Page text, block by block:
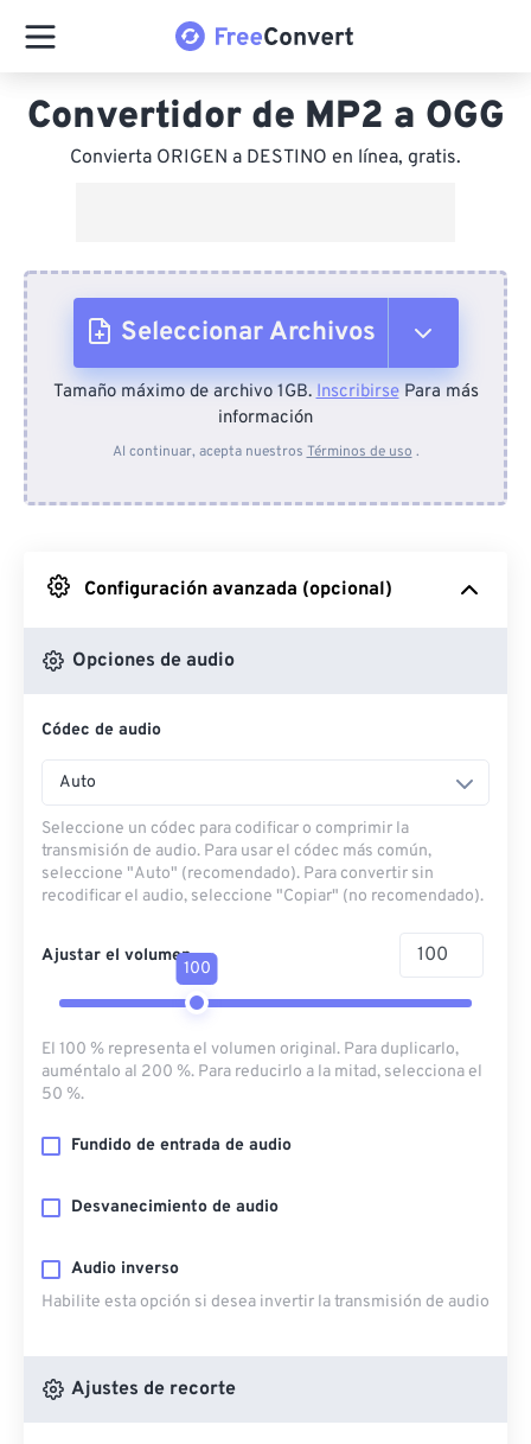
Convertidor de MP2 a OGG
Convierta ORIGEN a DESTINO en línea, gratis.
Seleccionar Archivos
Desde el dispositivo
Desde Google Drive
Desde OneDrive
Desde URL
Tamaño máximo de archivo 1GB.InscribirsePara más
información
Al continuar, acepta nuestros Términos de uso .
Configuración avanzada (opcional)
Opciones de audio
Códec de audio
Auto
Seleccione un códec para codificar o comprimir la
transmisión de audio. Para usar el códec más común,
seleccione "Auto" (recomendado). Para convertir sin
recodificar el audio, seleccione "Copiar" (no recomendado).
Ajustar el volumen
100
El 100 % representa el volumen original. Para duplicarlo,
auméntalo al 200 %. Para reducirlo a la mitad, selecciona el
50 %.
Fundido de entrada de audio
Desvanecimiento de audio
Audio inverso
Habilite esta opción si desea invertir la transmisión de audio
Ajustes de recorte